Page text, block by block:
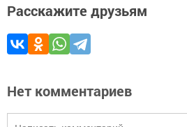
Расскажите друзьям
Нет комментариев